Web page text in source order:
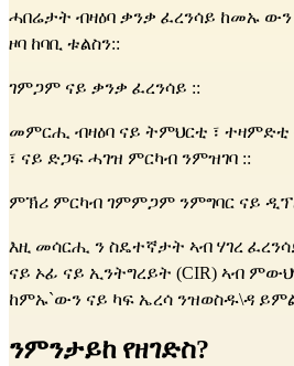
ሓበሬታት ብዛዕባ ቃንቃ ፈረንሳይ ከመኡ
ዞባ ከባቢ ቱልስን::
ገምጋም ናይ ቃንቃ ፈረንሳይ ::
መምርሒ ብዛዕባ ናይ ትምህርቲ ፣
፣ ናይ ድጋፍ ሓገዝ ምርካብ ንምዝገባ ::
ምኽሪ ምርካብ ገምምጋም ንምግባር ናይ
እዚ መሳርሒ ን ስዴተኛታት ኣብ ሃገረ
ናይ ኦፊ ናይ ኢንትግረይት (CIR) ኣብ
ከምኡ`ውን ናይ ካፍ ኤረሳ ንዝወስዱ\ዳ
ንምንታይከ የዘገድስ?